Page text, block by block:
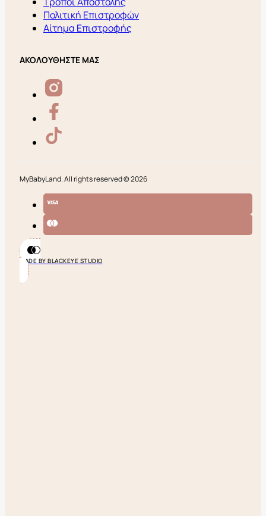
Πολιτική Επιστροφών
Αίτημα Επιστροφής
ΑΚΟΛΟΥΘΗΣΤΕ ΜΑΣ
MyBabyLand. All rights reserved © 2026
MADE BY BLACKEYE STUDIO